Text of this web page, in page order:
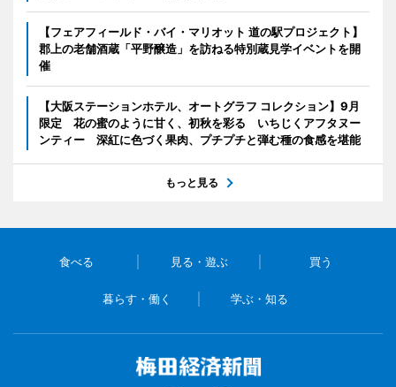
【フェアフィールド・バイ・マリオット 道の駅プロジェクト】
郡上の老舗酒蔵「平野醸造」を訪ねる特別蔵見学イベントを開
催
【大阪ステーションホテル、オートグラフ コレクション】9月
限定 花の蜜のように甘く、初秋を彩る いちじくアフタヌー
ンティー 深紅に色づく果肉、プチプチと弾む種の食感を堪能
もっと見る
食べる 見る・遊ぶ 買う
暮らす・働く 学ぶ・知る